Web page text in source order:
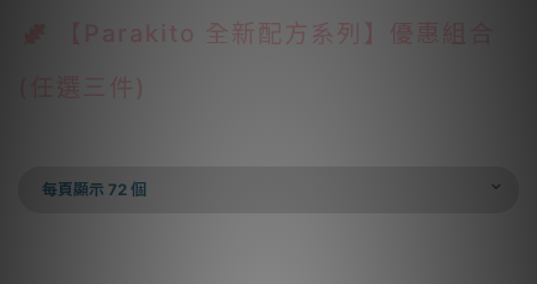
【Parakito 全新配方系列】優惠組合
(任選三件)
每頁顯示 72 個